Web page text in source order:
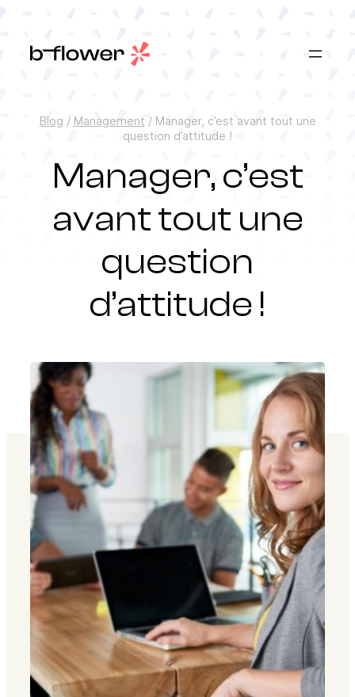
contenu
Blog / Management / Manager, c’est avant tout une
question d’attitude !
Manager, c’est
avant tout une
question
d’attitude !